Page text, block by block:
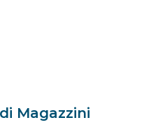
Magazzini